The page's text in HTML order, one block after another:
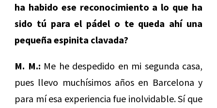
ha habido ese reconocimiento a lo que ha
sido tú para el pádel o te queda ahí una
pequeña espinita clavada?
M. M.: Me he despedido en mi segunda casa,
pues llevo muchísimos años en Barcelona y
para mí esa experiencia fue inolvidable. Sí que